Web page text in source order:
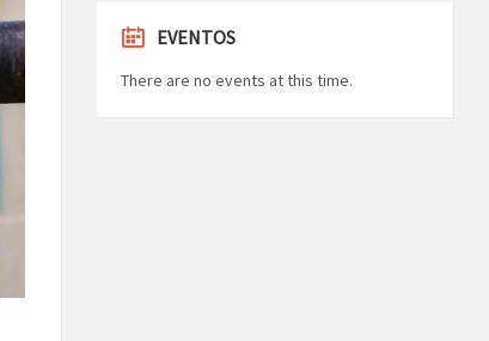
EVENTOS
There are no events at this time.